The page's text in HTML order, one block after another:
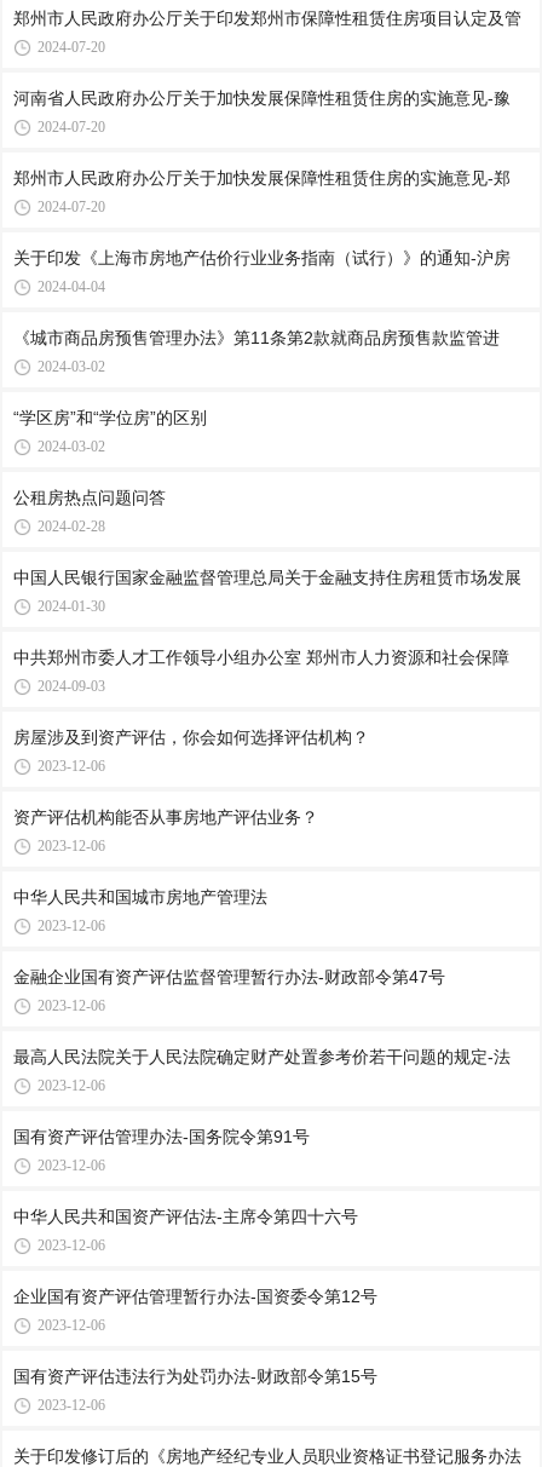
郑州市人民政府办公厅关于印发郑州市保障性租赁住房项目认定及管
2024-07-20
河南省人民政府办公厅关于加快发展保障性租赁住房的实施意见-豫
2024-07-20
郑州市人民政府办公厅关于加快发展保障性租赁住房的实施意见-郑
2024-07-20
关于印发《上海市房地产估价行业业务指南（试行）》的通知-沪房
2024-04-04
《城市商品房预售管理办法》第11条第2款就商品房预售款监管进
2024-03-02
“学区房”和“学位房”的区别
2024-03-02
公租房热点问题问答
2024-02-28
中国人民银行国家金融监督管理总局关于金融支持住房租赁市场发展
2024-01-30
中共郑州市委人才工作领导小组办公室 郑州市人力资源和社会保障
2024-09-03
房屋涉及到资产评估，你会如何选择评估机构？
2023-12-06
资产评估机构能否从事房地产评估业务？
2023-12-06
中华人民共和国城市房地产管理法
2023-12-06
金融企业国有资产评估监督管理暂行办法-财政部令第47号
2023-12-06
最高人民法院关于人民法院确定财产处置参考价若干问题的规定-法
2023-12-06
国有资产评估管理办法-国务院令第91号
2023-12-06
中华人民共和国资产评估法-主席令第四十六号
2023-12-06
企业国有资产评估管理暂行办法-国资委令第12号
2023-12-06
国有资产评估违法行为处罚办法-财政部令第15号
2023-12-06
关于印发修订后的《房地产经纪专业人员职业资格证书登记服务办法